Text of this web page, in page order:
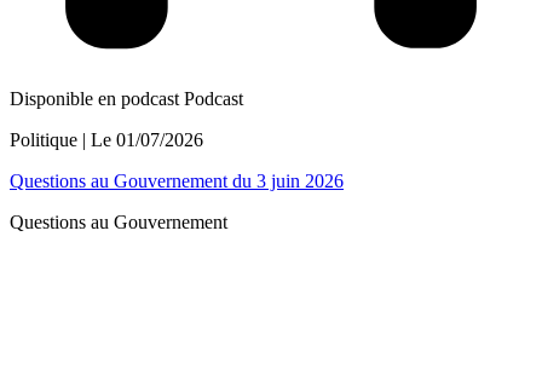
Disponible en podcast Podcast
Politique | Le 01/07/2026
Questions au Gouvernement du 3 juin 2026
Questions au Gouvernement